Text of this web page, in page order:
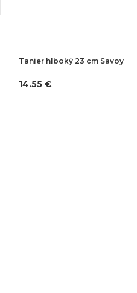
Tanier hlboký 23 cm Savoy
14.55 €